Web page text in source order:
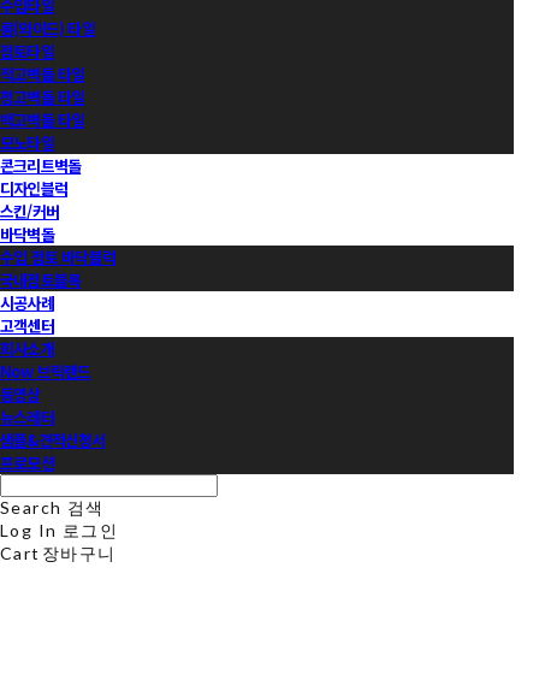
수입타일
롱(와이드) 타일
점토타일
적고벽돌 타일
청고벽돌 타일
백고벽돌 타일
모노타일
콘크리트벽돌
디자인블럭
스킨/커버
바닥벽돌
수입 점토 바닥블럭
국내점토블록
시공사례
고객센터
회사소개
Now 브릭랜드
동영상
뉴스레터
샘플&견적신청서
프로모션
Search 검색
Log In 로그인
Cart 장바구니